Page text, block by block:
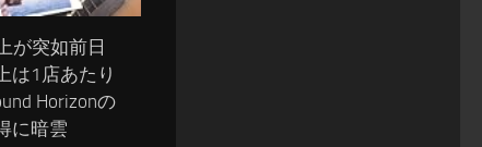
が突如前日
は1店あたり
Horizonの
に暗雲